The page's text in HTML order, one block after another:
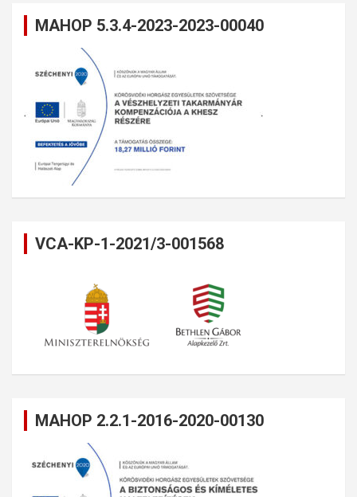
MAHOP 5.3.4-2023-2023-00040
VCA-KP-1-2021/3-001568
MAHOP 2.2.1-2016-2020-00130